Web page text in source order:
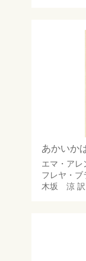
あかいか
エマ・アレ
フレヤ・ブ
木坂 涼訳